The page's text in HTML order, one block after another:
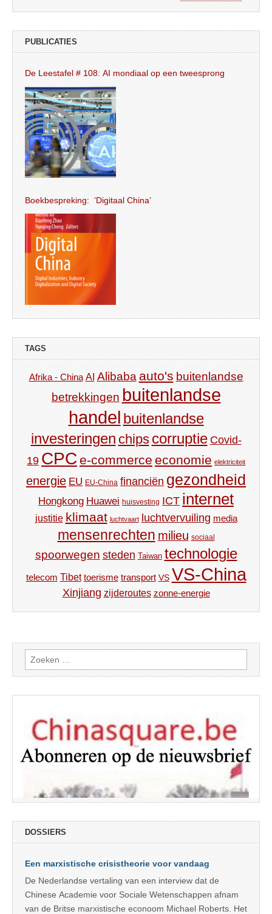
PUBLICATIES
De Leestafel # 108: AI mondiaal op een tweesprong
Boekbespreking: ‘Digitaal China’
TAGS
Afrika - China AI Alibaba auto's buitenlandse
betrekkingen buitenlandse
handel buitenlandse
investeringen chips corruptie Covid-
19 CPC e-commerce economie elektriciteit
energie EU EU-China financiën gezondheid
Hongkong Huawei huisvesting ICT internet
justitie klimaat luchtvaart luchtvervuiling media
mensenrechten milieu sociaal
spoorwegen steden Taiwan technologie
telecom Tibet toerisme transport VS VS-China
Xinjiang zijderoutes zonne-energie
Zoeken
naar:
DOSSIERS
Een marxistische crisistheorie voor vandaag
De Nederlandse vertaling van een interview dat de
Chinese Academie voor Sociale Wetenschappen afnam
van de Britse marxistische econoom Michael Roberts. Het